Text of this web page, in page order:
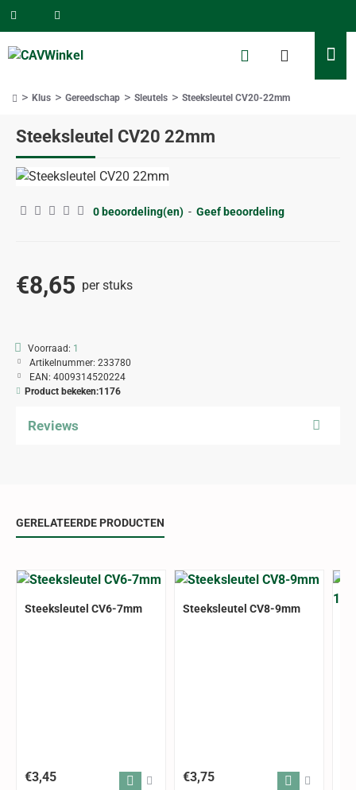
Steeksleutel CV20 22mm
Klus Gereedschap Sleutels Steeksleutel CV20-22mm
0 beoordeling(en) - Geef beoordeling
€8,65 per stuks
Voorraad: 1
Artikelnummer: 233780
EAN: 4009314520224
Product bekeken:1176
Reviews
GERELATEERDE PRODUCTEN
Steeksleutel CV6-7mm
€3,45
Steeksleutel CV8-9mm
€3,75